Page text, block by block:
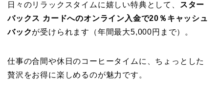
日々のリラックスタイムに嬉しい特典として、
スター
バックス カードへのオンライン入金で20％キャッシュ
バックが受けられます（年間最大5,000円まで）。
仕事の合間や休日のコーヒータイムに、ちょっとした
贅沢をお得に楽しめるのが魅力です。